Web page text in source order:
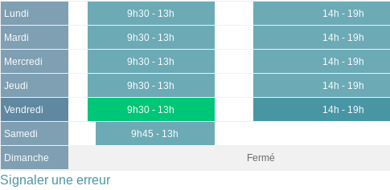
Lundi 9h30 - 13h 14h - 19h
Mardi 9h30 - 13h 14h - 19h
Mercredi 9h30 - 13h 14h - 19h
Jeudi 9h30 - 13h 14h - 19h
Vendredi 9h30 - 13h 14h - 19h
Samedi 9h45 - 13h
Dimanche Fermé
Signaler une erreur